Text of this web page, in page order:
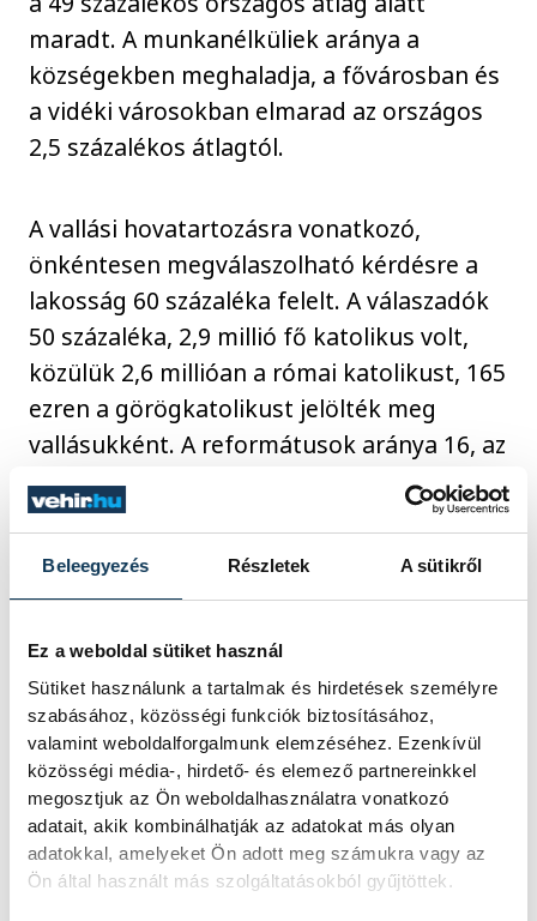
Beleegyezés Részletek A sütikről
Ez a weboldal sütiket használ
Sütiket használunk a tartalmak és hirdetések személyre
szabásához, közösségi funkciók biztosításához,
valamint weboldalforgalmunk elemzéséhez. Ezenkívül
közösségi média-, hirdető- és elemező partnereinkkel
megosztjuk az Ön weboldalhasználatra vonatkozó
adatait, akik kombinálhatják az adatokat más olyan
adatokkal, amelyeket Ön adott meg számukra vagy az
Ön által használt más szolgáltatásokból gyűjtöttek.
maradt. A munkanélküliek aránya a
községekben meghaladja, a fővárosban és
a vidéki városokban elmarad az országos
2,5 százalékos átlagtól.
A vallási hovatartozásra vonatkozó,
önkéntesen megválaszolható kérdésre a
lakosság 60 százaléka felelt. A válaszadók
50 százaléka, 2,9 millió fő katolikus volt,
közülük 2,6 millióan a római katolikust, 165
ezren a görögkatolikust jelölték meg
vallásukként. A reformátusok aránya 16, az
evangélikusoké 3,1 százalék volt 2022-ben.
A válaszadók 27 százaléka nem vallásos. A
nemzetiséghez tartozásról szóló önként
nemzetiség a roma, a válaszadók 2,5
százaléka, 210 ezer fő tartozik ebbe a
közösségbe. A német nemzetiségűek
létszáma 143, a szlovákoké 30, a románoké
28, az ukránoké 25 ezer volt.